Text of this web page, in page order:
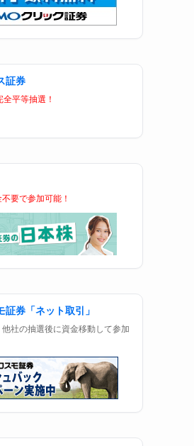
証券
平等抽選！
不要で参加可能！
証券「ネット取引」
他社の抽選後に資金移動して参加